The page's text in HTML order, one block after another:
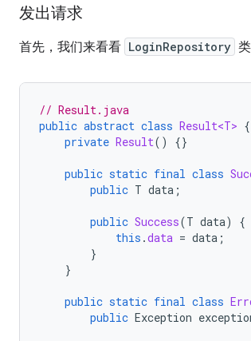
发出请求
首先，我们来看看 LoginRepository
// Result.java
public abstract class Result<T> {
private Result() {}
public static final class
public T data ;
public Success(T data)
{
this .data = data ;
}
}
public static final class
public Exception